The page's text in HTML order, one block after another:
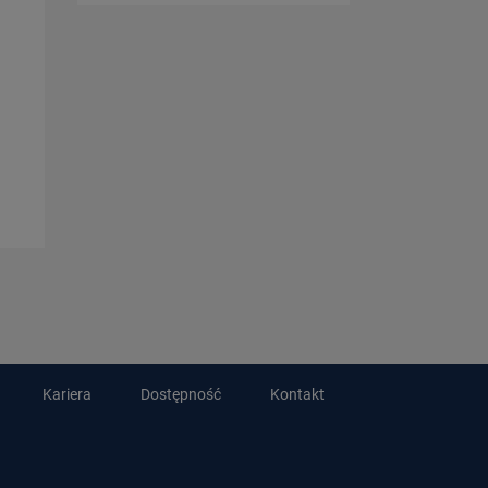
Kariera Dostępność Kontakt